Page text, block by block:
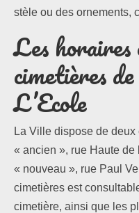
stèle ou des ornements,
Les horaires
cimetières
L’Ecole
La Ville dispose de
« ancien », rue Haute
« nouveau », rue Paul
cimetières est
cimetière, ainsi que les